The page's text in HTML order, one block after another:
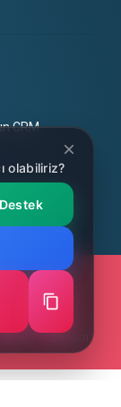
CRM
olabiliriz?